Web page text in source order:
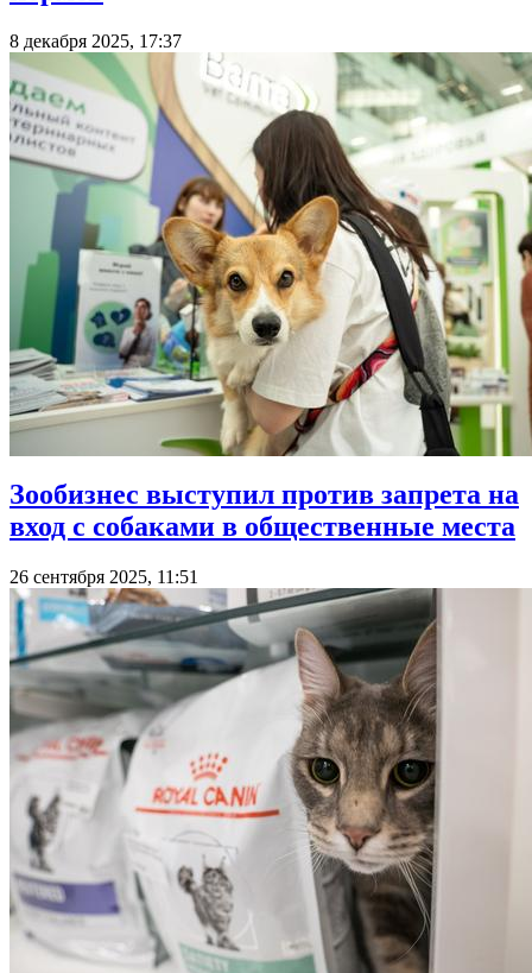
8 декабря 2025, 17:37
Зообизнес выступил против запрета на
вход с собаками в общественные места
26 сентября 2025, 11:51